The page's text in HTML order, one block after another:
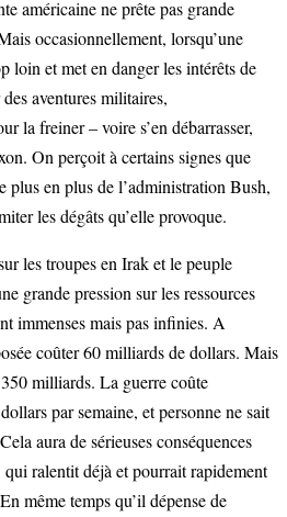
américaine ne prête pas grande
occasionnellement, lorsqu’une
loin et met en danger les intérêts de
aventures militaires,
la freiner – voire s’en débarrasser,
On perçoit à certains signes que
plus en plus de l’administration Bush,
les dégâts qu’elle provoque.
les troupes en Irak et le peuple
grande pression sur les ressources
immenses mais pas infinies. A
coûter 60 milliards de dollars. Mais
350 milliards. La guerre coûte
par semaine, et personne ne sait
aura de sérieuses conséquences
ralentit déjà et pourrait rapidement
même temps qu’il dépense de